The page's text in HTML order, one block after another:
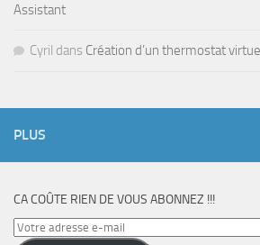
Assistant
Cyril dans Création d’un thermostat
PLUS
CA COÛTE RIEN DE VOUS ABONNEZ !!!
Votre